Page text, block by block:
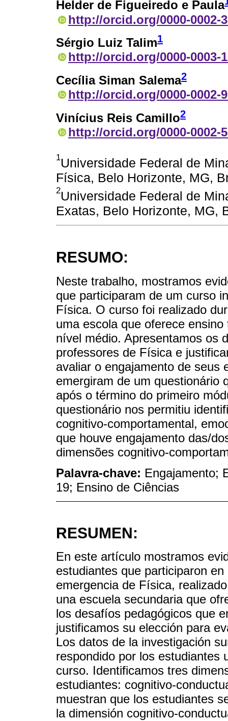
Helder de Figueiredo e Paula
http://orcid.org/0000-0002-
Sérgio Luiz Talim1
http://orcid.org/0000-0003-
Cecília Siman Salema2
http://orcid.org/0000-0002-
Vinícius Reis Camillo2
http://orcid.org/0000-0002-
1Universidade Federal de
Física, Belo Horizonte, MG,
2Universidade Federal de
Exatas, Belo Horizonte, MG,
RESUMO:
Neste trabalho, mostramos
que participaram de um curso
Física. O curso foi realizado
uma escola que oferece
nível médio. Apresentamos os
professores de Física e
avaliar o engajamento de seus
emergiram de um questionário
após o término do primeiro
questionário nos permitiu
cognitivo-comportamental,
que houve engajamento das/
dimensões cognitivo-
Palavra-chave: Engajamento;
19; Ensino de Ciências
RESUMEN:
En este artículo mostramos
estudiantes que participaron
emergencia de Física,
una escuela secundaria que
los desafíos pedagógicos que
justificamos su elección para
Los datos de la investigación
respondido por los estudiantes
curso. Identificamos tres
estudiantes: cognitivo-
muestran que los estudiantes
la dimensión cognitivo-